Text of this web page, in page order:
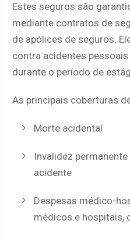
Estes seguros são
mediante contratos de
de apólices de seguros.
contra acidentes
durante o período de
As principais coberturas
Morte acidental
Invalidez
acidente
Despesas médico-
médicos e hospitais,